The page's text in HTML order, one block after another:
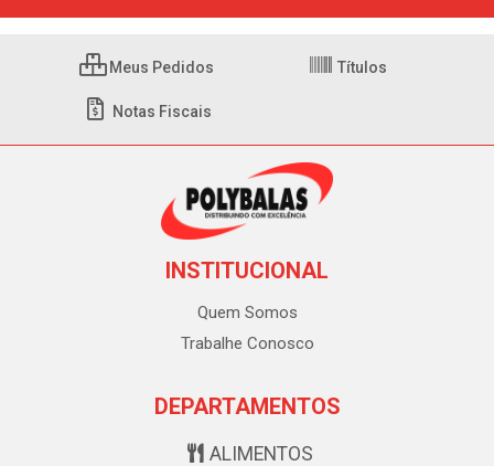
Meus Pedidos Títulos
Notas Fiscais
INSTITUCIONAL
Quem Somos
Trabalhe Conosco
DEPARTAMENTOS
ALIMENTOS